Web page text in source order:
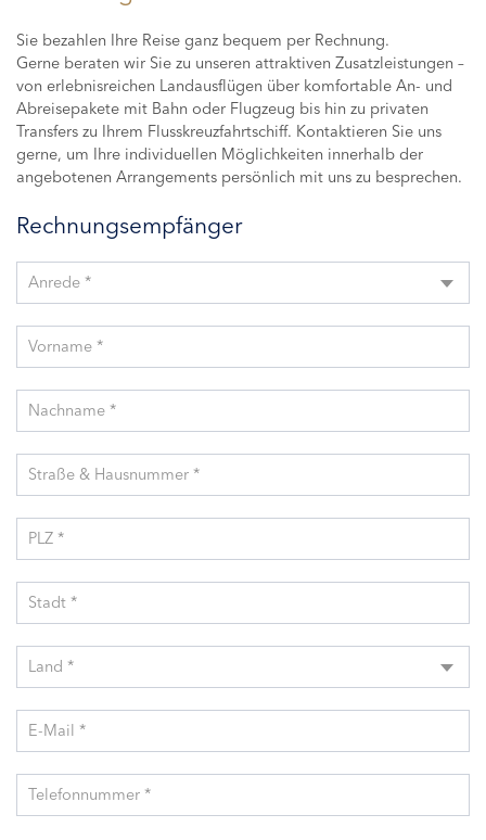
Sie bezahlen Ihre Reise ganz bequem per Rechnung.
Gerne beraten wir Sie zu unseren attraktiven Zusatzleistungen –
von erlebnisreichen Landausflügen über komfortable An- und
Abreisepakete mit Bahn oder Flugzeug bis hin zu privaten
Transfers zu Ihrem Flusskreuzfahrtschiff. Kontaktieren Sie uns
gerne, um Ihre individuellen Möglichkeiten innerhalb der
angebotenen Arrangements persönlich mit uns zu besprechen.
Rechnungsempfänger
Anrede *
Vorname *
Nachname *
Straße & Hausnummer *
PLZ *
Stadt *
Land *
E-Mail *
Telefonnummer *